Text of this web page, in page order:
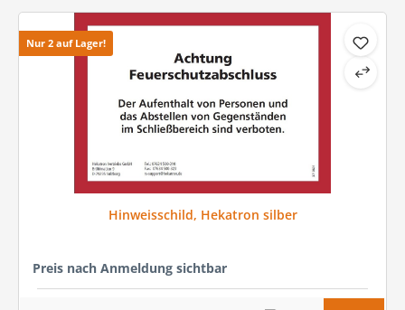
Nur 2 auf Lager!
Hinweisschild, Hekatron silber
Preis nach Anmeldung sichtbar